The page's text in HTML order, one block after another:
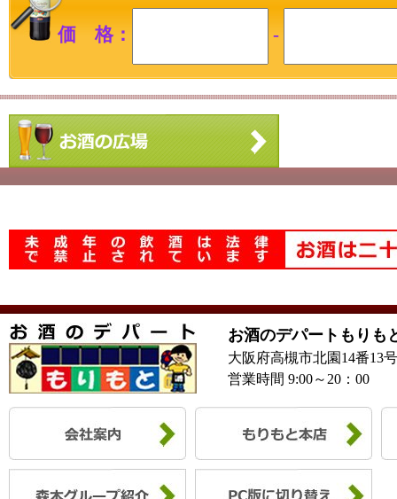
価 格： -
お酒のデパートもりも
大阪府高槻市北園14番13
営業時間 9:00～20：00